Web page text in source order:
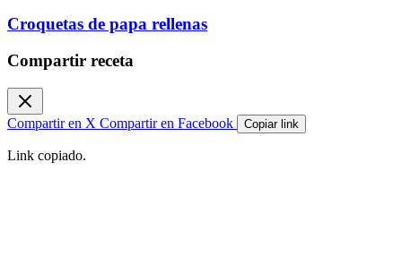
Croquetas de papa rellenas
Compartir receta
Compartir en X Compartir en Facebook Copiar link
Link copiado.